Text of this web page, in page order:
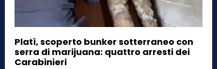
Platì, scoperto bunker sotterraneo con
serra di marijuana: quattro arresti dei
Carabinieri